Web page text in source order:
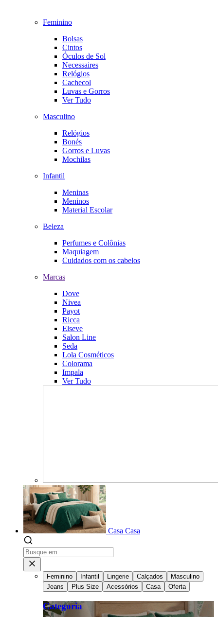
Feminino
Bolsas
Cintos
Óculos de Sol
Necessaires
Relógios
Cachecol
Luvas e Gorros
Ver Tudo
Masculino
Relógios
Bonés
Gorros e Luvas
Mochilas
Infantil
Meninas
Meninos
Material Escolar
Beleza
Perfumes e Colônias
Maquiagem
Cuidados com os cabelos
Marcas
Dove
Nivea
Payot
Ricca
Elseve
Salon Line
Seda
Lola Cosméticos
Colorama
Impala
Ver Tudo
Casa Casa
Feminino Infantil Lingerie Calçados
Masculino
Jeans
Plus Size Acessórios Casa Oferta
Categoria